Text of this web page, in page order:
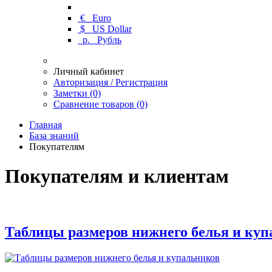
€ Euro
$ US Dollar
р. Рубль
Личный кабинет
Авторизация / Регистрация
Заметки (0)
Сравнение товаров (0)
Главная
База знаний
Покупателям
Покупателям и клиентам
Таблицы размеров нижнего белья и